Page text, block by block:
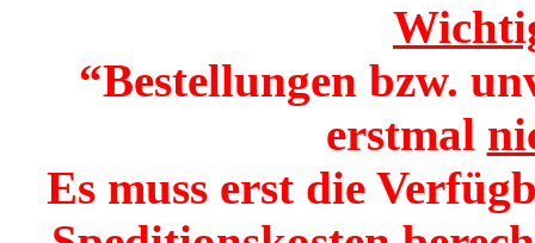
“Bestellungen bzw.
erstmal
Es muss erst die